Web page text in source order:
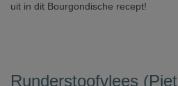
uit in dit Bourgondische recept!
Runderstoofvlees (Piet